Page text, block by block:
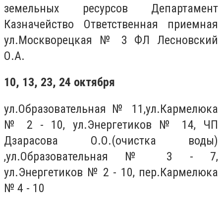
земельных ресурсов Департамент
Казначейство Ответственная приемная
ул.Москворецкая № 3 ФЛ Лесновский
О.А.
10, 13, 23, 24 октября
ул.Образовательная № 11,ул.Кармелюка
№ 2 - 10, ул.Энергетиков № 14, ЧП
Дзарасова О.О.(очистка воды)
,ул.Образовательная № 3 - 7,
ул.Энергетиков № 2 - 10, пер.Кармелюка
№ 4 - 10